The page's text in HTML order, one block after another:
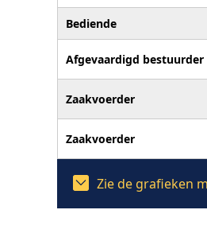
Bediende
Afgevaardigd bestuurder
Zaakvoerder
Zaakvoerder
Zie de grafieken